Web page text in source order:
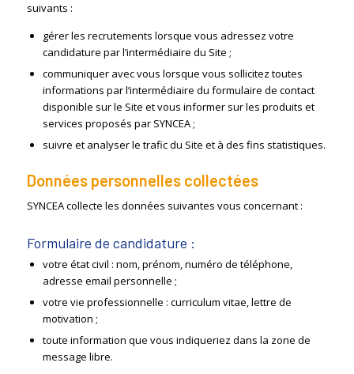
suivants :
gérer les recrutements lorsque vous adressez votre
candidature par l’intermédiaire du Site ;
communiquer avec vous lorsque vous sollicitez toutes
informations par l’intermédiaire du formulaire de contact
disponible sur le Site et vous informer sur les produits et
services proposés par SYNCEA ;
suivre et analyser le trafic du Site et à des fins statistiques.
Données personnelles collectées
SYNCEA collecte les données suivantes vous concernant :
Formulaire de candidature :
votre état civil : nom, prénom, numéro de téléphone,
adresse email personnelle ;
votre vie professionnelle : curriculum vitae, lettre de
motivation ;
toute information que vous indiqueriez dans la zone de
message libre.